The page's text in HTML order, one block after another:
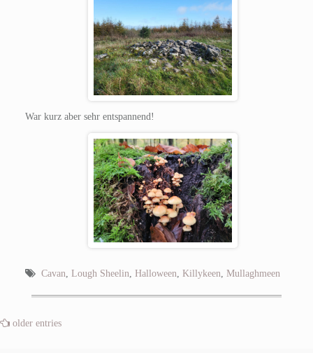
War kurz aber sehr entspannend!
Cavan Lough Sheelin Halloween Killykeen Mullaghmeen
older entries